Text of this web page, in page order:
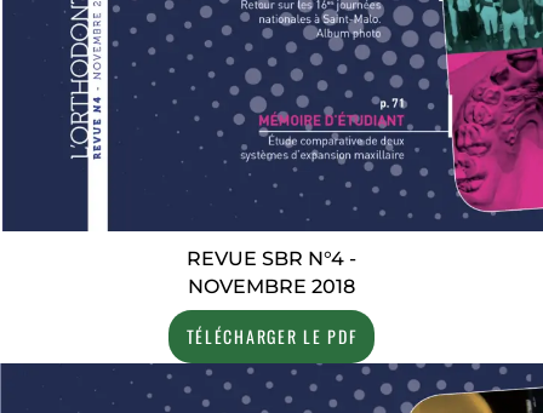
REVUE SBR N°4 -
NOVEMBRE 2018
TÉLÉCHARGER LE PDF